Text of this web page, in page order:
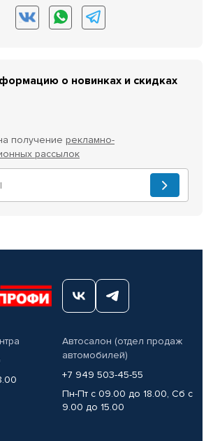
о новинках и скидках
получение рекламно-
рассылок
Автосалон (отдел продаж
автомобилей)
+7 949 503-45-55
Пн-Пт с 09.00 до 18.00, Сб с
9.00 до 15.00